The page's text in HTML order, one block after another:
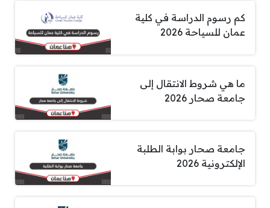
كم رسوم الدراسة في كلية
عمان للسياحة 2026
ما هي شروط الانتقال إلى
جامعة صحار 2026
جامعة صحار بوابة الطلبة
الإلكترونية 2026